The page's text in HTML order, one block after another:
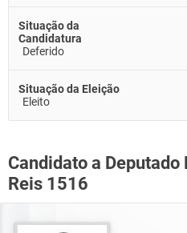
Situação da
Candidatura
Deferido
Situação da Eleição
Eleito
Candidato a
Reis 1516